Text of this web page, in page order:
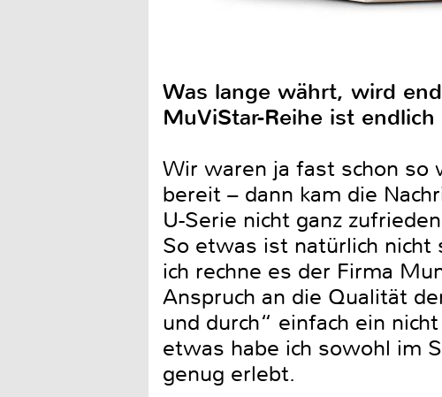
Was lange währt, wird
MuViStar-Reihe ist
Wir waren ja fast schon so
bereit – dann kam die
U-Serie nicht ganz
So etwas ist natürlich
ich rechne es der Firma
Anspruch an die Qualität
und durch“ einfach ein
etwas habe ich sowohl im
genug erlebt.